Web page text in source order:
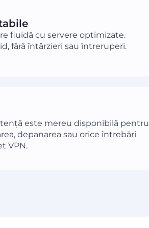
fluidă cu servere optimizate.
fără întârzieri sau întreruperi.
este mereu disponibilă pentru
depanarea sau orice întrebări
VPN.